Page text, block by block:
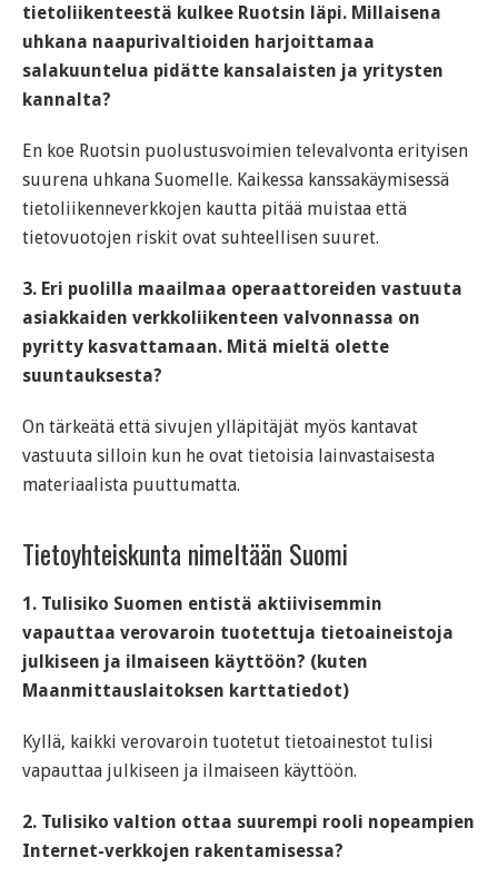
tietoliikenteestä kulkee Ruotsin läpi. Millaisena
uhkana naapurivaltioiden harjoittamaa
salakuuntelua pidätte kansalaisten ja yritysten
kannalta?
En koe Ruotsin puolustusvoimien televalvonta erityisen
suurena uhkana Suomelle. Kaikessa kanssakäymisessä
tietoliikenneverkkojen kautta pitää muistaa että
tietovuotojen riskit ovat suhteellisen suuret.
3. Eri puolilla maailmaa operaattoreiden vastuuta
asiakkaiden verkkoliikenteen valvonnassa on
pyritty kasvattamaan. Mitä mieltä olette
suuntauksesta?
On tärkeätä että sivujen ylläpitäjät myös kantavat
vastuuta silloin kun he ovat tietoisia lainvastaisesta
materiaalista puuttumatta.
Tietoyhteiskunta nimeltään Suomi
1. Tulisiko Suomen entistä aktiivisemmin
vapauttaa verovaroin tuotettuja tietoaineistoja
julkiseen ja ilmaiseen käyttöön? (kuten
Maanmittauslaitoksen karttatiedot)
Kyllä, kaikki verovaroin tuotetut tietoainestot tulisi
vapauttaa julkiseen ja ilmaiseen käyttöön.
2. Tulisiko valtion ottaa suurempi rooli nopeampien
Internet-verkkojen rakentamisessa?